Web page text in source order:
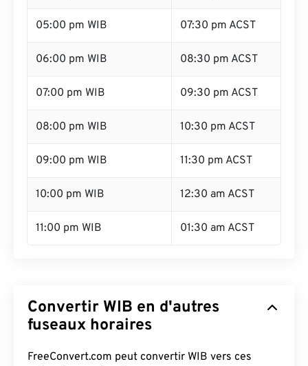
05:00 pm WIB 07:30 pm ACST
06:00 pm WIB 08:30 pm ACST
07:00 pm WIB 09:30 pm ACST
08:00 pm WIB 10:30 pm ACST
09:00 pm WIB 11:30 pm ACST
10:00 pm WIB 12:30 am ACST
11:00 pm WIB 01:30 am ACST
Convertir WIB en d'autres
fuseaux horaires
FreeConvert.com peut convertir WIB vers ces